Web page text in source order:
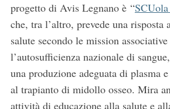
progetto di Avis Legnano è “
che, tra l’altro, prevede una risposta
salute secondo le mission
l’autosufficienza nazionale di
una produzione adeguata di plasma
al trapianto di midollo osseo. Mira
attività di educazione alla salute e